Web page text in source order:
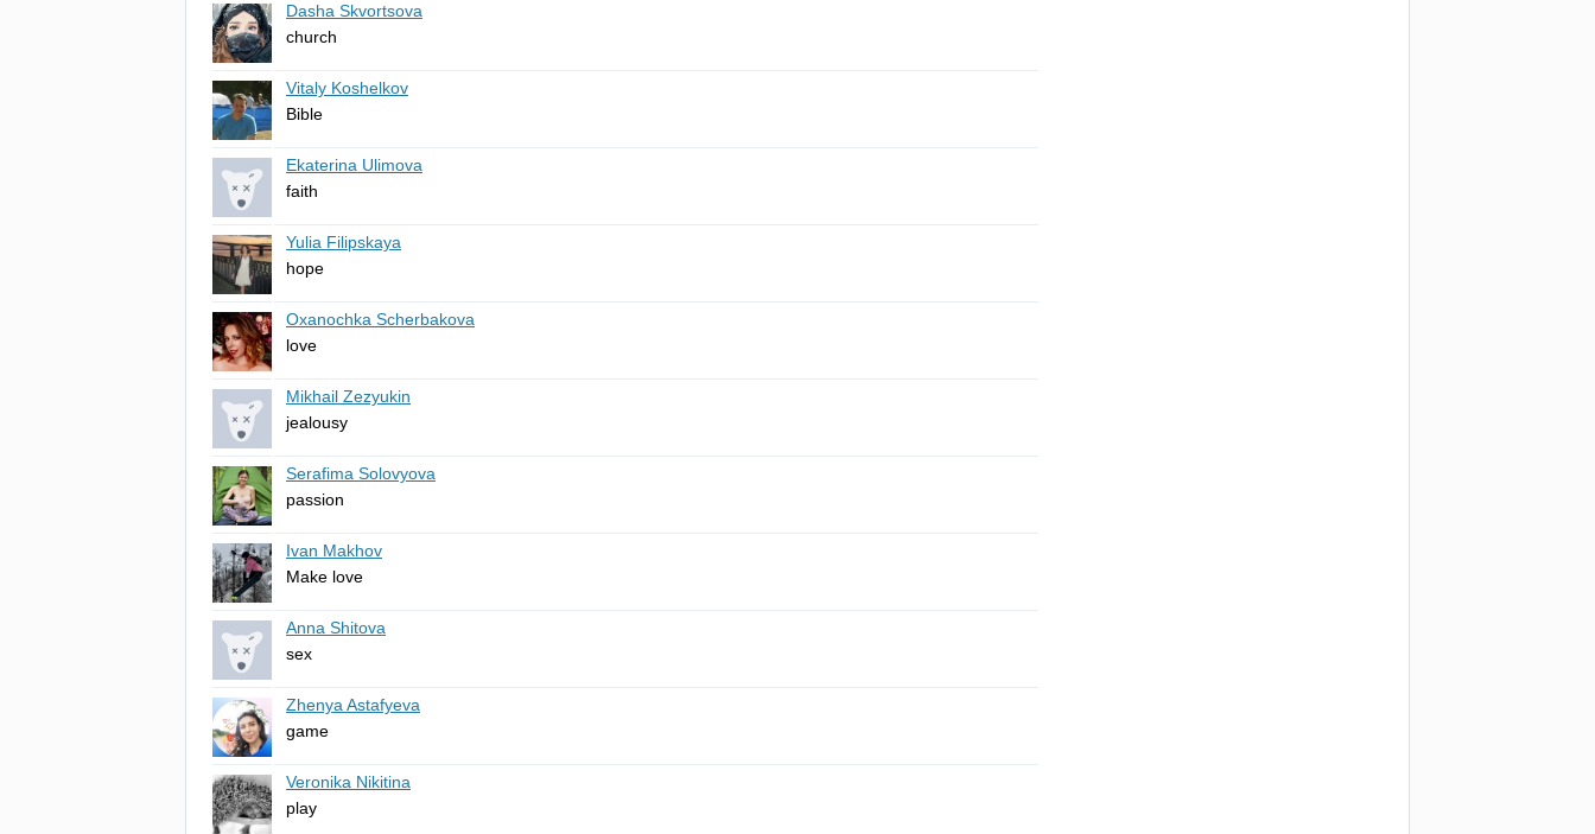
Dasha Skvortsova
church
Vitaly Koshelkov
Bible
Ekaterina Ulimova
faith
Yulia Filipskaya
hope
Oxanochka Scherbakova
love
Mikhail Zezyukin
jealousy
Serafima Solovyova
passion
Ivan Makhov
Make love
Anna Shitova
sex
Zhenya Astafyeva
game
Veronika Nikitina
play